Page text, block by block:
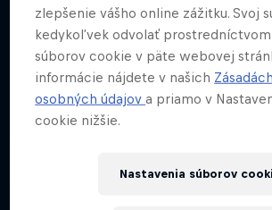
zlepšenie vášho online zážitku. Svoj
kedykoľvek odvolať prostredníctvom
súborov cookie v päte webovej
informácie nájdete v našich
osobných údajova priamo v
cookie nižšie.
Nastavenia súborov